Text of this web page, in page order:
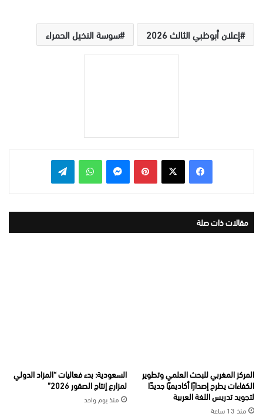
إعلان أبوظبي الثالث 2026 سوسة النخيل الحمراء
بينتيريست واتساب
مقالات ذات صلة
المركز المغربي للبحث العلمي وتطوير
الكفاءات يطرح إصدارًا أكاديميًا جديدًا
لتجويد تدريس اللغة العربية
منذ 13 ساعة
السعودية: بدء فعاليات “المزاد الدولي
لمزارع إنتاج الصقور 2026”
منذ يوم واحد